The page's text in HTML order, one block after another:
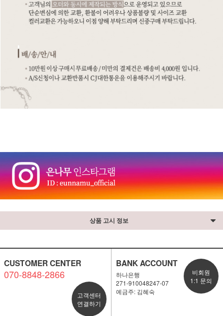
상품 고시 정보
CUSTOMER CENTER
070-8848-2866
고객센터
연결하기
BANK ACCOUNT
하나은행
271-910048247-07
예금주: 김혜숙
비회원
1:1 문의